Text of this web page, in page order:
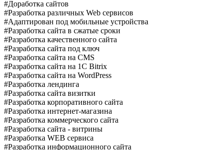
#Доработка сайтов
#Разработка различных Web сервисов
#Адаптирован под мобильные устройства
#Разработка сайта в сжатые сроки
#Разработка качественного сайта
#Разработка сайта под ключ
#Разработка сайта на CMS
#Разработка сайта на 1C Bitrix
#Разработка сайта на WordPress
#Разработка лендинга
#Разработка сайта визитки
#Разработка корпоративного сайта
#Разработка интернет-магазина
#Разработка коммерческого сайта
#Разработка сайта - витрины
#Разработка WEB сервиса
#Разработка информационного сайта